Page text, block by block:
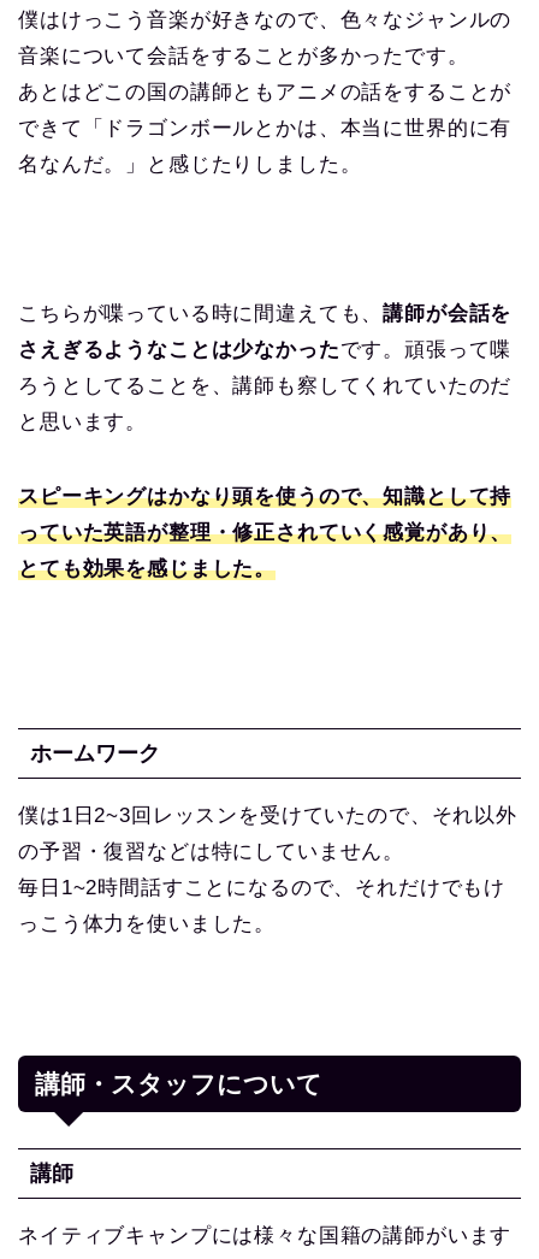
僕はけっこう音楽が好きなので、色々なジャンルの
音楽について会話をすることが多かったです。
あとはどこの国の講師ともアニメの話をすることが
できて「ドラゴンボールとかは、本当に世界的に有
名なんだ。」と感じたりしました。
こちらが喋っている時に間違えても、講師が会話を
さえぎるようなことは少なかったです。頑張って喋
ろうとしてることを、講師も察してくれていたのだ
と思います。
スピーキングはかなり頭を使うので、知識として持
っていた英語が整理・修正されていく感覚があり、
とても効果を感じました。
ホームワーク
僕は1日2~3回レッスンを受けていたので、それ以外
の予習・復習などは特にしていません。
毎日1~2時間話すことになるので、それだけでもけ
っこう体力を使いました。
講師・スタッフについて
講師
ネイティブキャンプには様々な国籍の講師がいます